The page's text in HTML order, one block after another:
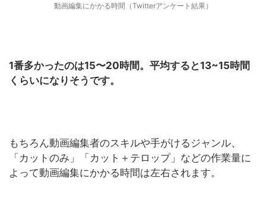
動画編集にかかる時間（Twitterアンケート結果）
1番多かったのは15〜20時間。平均すると13~15時間
くらいになりそうです。
もちろん動画編集者のスキルや手がけるジャンル、
「カットのみ」「カット＋テロップ」などの作業量に
よって動画編集にかかる時間は左右されます。